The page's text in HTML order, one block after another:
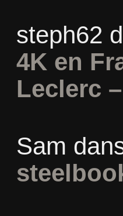
steph62
4K en
Leclerc
Sam